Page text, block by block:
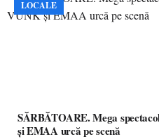
LOCALE
SĂRBĂTOARE. Mega
și EMAA urcă pe scenă